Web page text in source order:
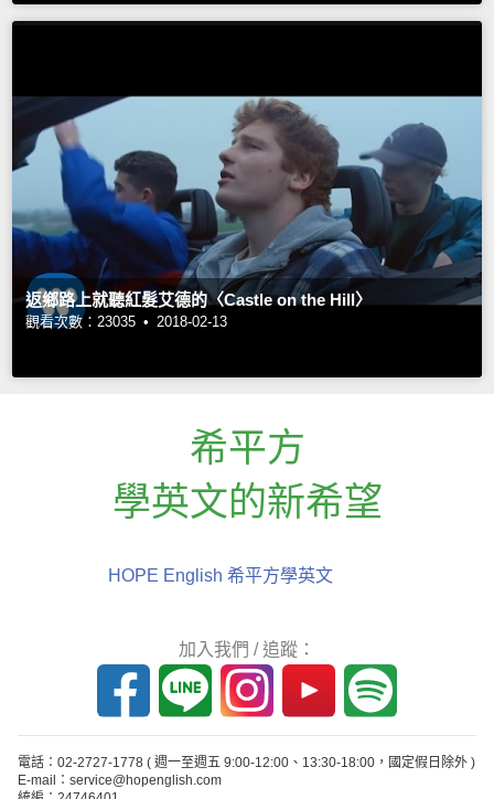
返鄉路上就聽紅髮艾德的〈Castle on the Hill〉
觀看次數：23035 • 2018-02-13
希平方
學英文的新希望
HOPE English 希平方學英文
加入我們 / 追蹤：
電話：02-2727-1778 ( 週一至週五 9:00-12:00、13:30-18:00，國定假日除外 )
E-mail：service@hopenglish.com